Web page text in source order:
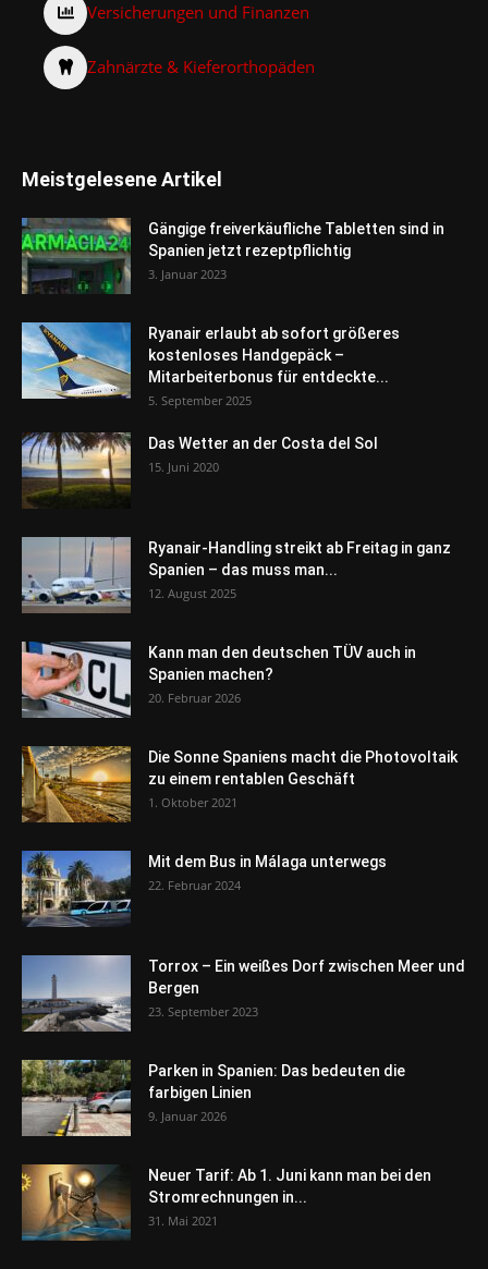
Versicherungen und Finanzen
Zahnärzte & Kieferorthopäden
Meistgelesene Artikel
Gängige freiverkäufliche Tabletten sind in
Spanien jetzt rezeptpflichtig
3. Januar 2023
Ryanair erlaubt ab sofort größeres
kostenloses Handgepäck –
Mitarbeiterbonus für entdeckte...
5. September 2025
Das Wetter an der Costa del Sol
15. Juni 2020
Ryanair-Handling streikt ab Freitag in ganz
Spanien – das muss man...
12. August 2025
Kann man den deutschen TÜV auch in
Spanien machen?
20. Februar 2026
Die Sonne Spaniens macht die Photovoltaik
zu einem rentablen Geschäft
1. Oktober 2021
Mit dem Bus in Málaga unterwegs
22. Februar 2024
Torrox – Ein weißes Dorf zwischen Meer und
Bergen
23. September 2023
Parken in Spanien: Das bedeuten die
farbigen Linien
9. Januar 2026
Neuer Tarif: Ab 1. Juni kann man bei den
Stromrechnungen in...
31. Mai 2021